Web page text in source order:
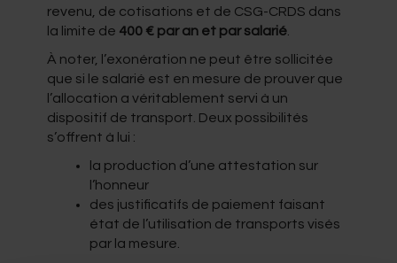
revenu, de cotisations et de CSG-CRDS dans
la limite de 400 € par an et par salarié.
À noter, l’exonération ne peut être sollicitée
que si le salarié est en mesure de prouver que
l’allocation a véritablement servi à un
dispositif de transport. Deux possibilités
s’offrent à lui :
la production d’une attestation sur
l’honneur
des justificatifs de paiement faisant
état de l’utilisation de transports visés
par la mesure.